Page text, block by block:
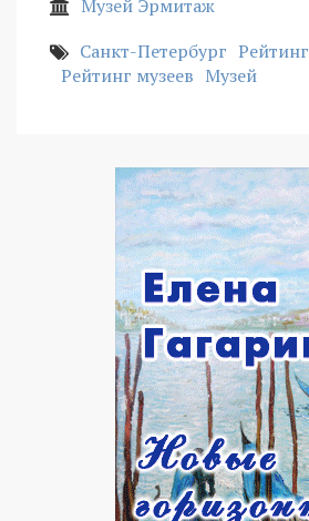
Музей Эрмитаж
Санкт-Петербург Рейтинг
Рейтинг музеев Музей